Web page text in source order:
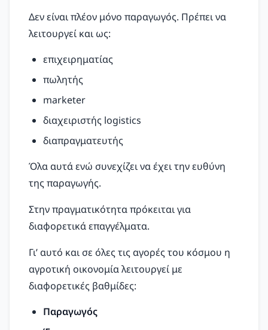
Δεν είναι πλέον μόνο παραγωγός. Πρέπει να
λειτουργεί και ως:
επιχειρηματίας
πωλητής
marketer
διαχειριστής logistics
διαπραγματευτής
Όλα αυτά ενώ συνεχίζει να έχει την ευθύνη
της παραγωγής.
Στην πραγματικότητα πρόκειται για
διαφορετικά επαγγέλματα.
Γι’ αυτό και σε όλες τις αγορές του κόσμου η
αγροτική οικονομία λειτουργεί με
διαφορετικές βαθμίδες:
Παραγωγός